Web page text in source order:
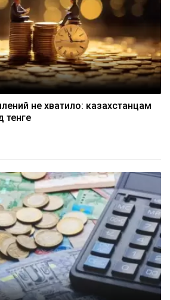
не хватило: казахстанцам
тенге